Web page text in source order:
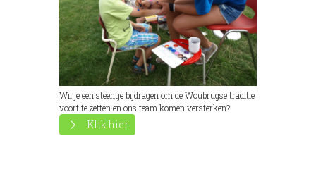
Wil je een steentje bijdragen om de Woubrugse traditie
voort te zetten en ons team komen versterken?
Klik hier